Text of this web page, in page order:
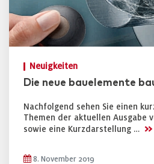
Neuigkeiten
Die neue bauelemente
Nachfolgend sehen Sie einen
Themen der aktuellen Ausgabe
sowie eine Kurzdarstellung … >>
8. November 2019